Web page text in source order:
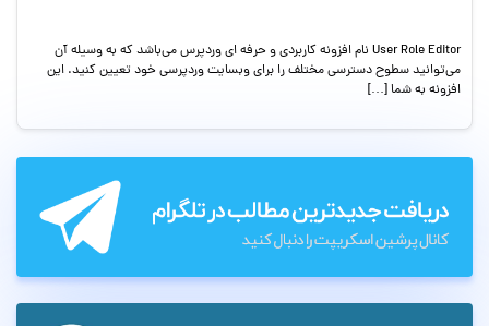
User Role Editor نام افزونه کاربردی و حرفه ای وردپرس می‌باشد که به وسیله آن
می‌توانید سطوح دسترسی مختلف را برای وبسایت وردپرسی خود تعیین کنید. این
افزونه به شما […]